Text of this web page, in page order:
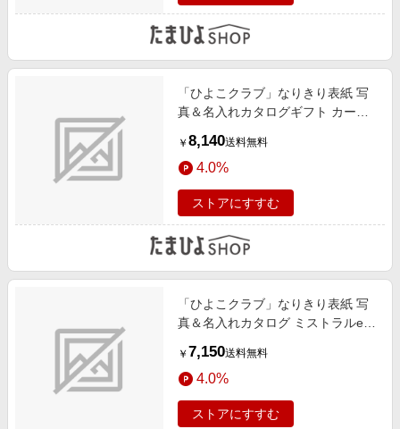
「ひよこクラブ」なりきり表紙 写
真＆名入れカタログギフト カード
￥ 8,140送料無料
4.0%
ストアにすすむ
「ひよこクラブ」なりきり表紙 写
真＆名入れカタログ ミストラルe-
￥ 7,150送料無料
4.0%
ストアにすすむ